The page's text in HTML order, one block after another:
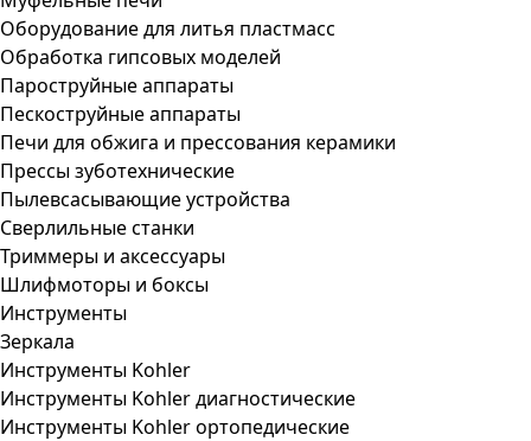
Оборудование для литья пластмасс
Обработка гипсовых моделей
Пароструйные аппараты
Пескоструйные аппараты
Печи для обжига и прессования керамики
Прессы зуботехнические
Пылевсасывающие устройства
Сверлильные станки
Триммеры и аксессуары
Шлифмоторы и боксы
Инструменты
Зеркала
Инструменты Kohler
Инструменты Kohler диагностические
Инструменты Kohler ортопедические